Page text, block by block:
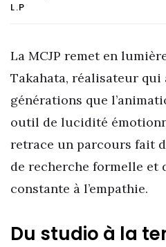
L.P
La MCJP remet en
Takahata, réalisateur
générations que
outil de lucidité
retrace un parcours fait
de recherche formelle et
constante à l’empathie.
Du studio à la